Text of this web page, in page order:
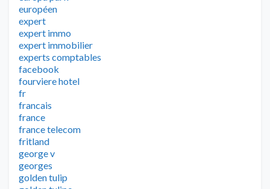
européen
expert
expert immo
expert immobilier
experts comptables
facebook
fourviere hotel
fr
francais
france
france telecom
fritland
george v
georges
golden tulip